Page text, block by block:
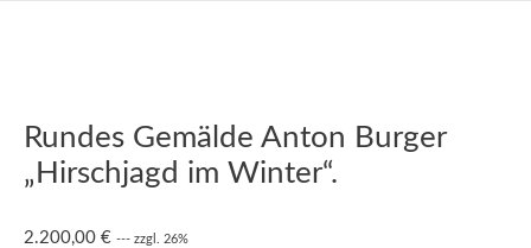
Rundes Gemälde Anton Burger
„Hirschjagd im Winter“.
2.200,00 € --- zzgl. 26%